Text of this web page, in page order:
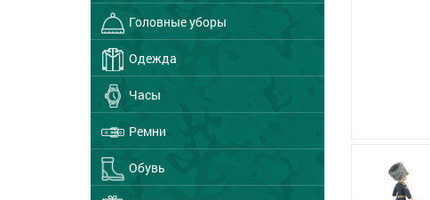
Головные уборы
Одежда
Часы
Ремни
Обувь